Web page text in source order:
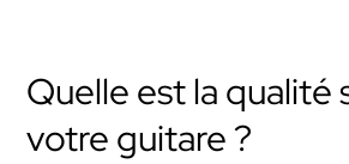
Quelle est la qualité
votre guitare ?